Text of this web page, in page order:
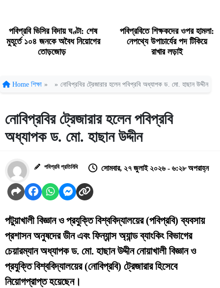
পবিপ্রবি ভিসির বিদায় ঘণ্টা: শেষ
মুহূর্তে ১০৪ জনকে অবৈধ নিয়োগের
তোড়জোড়
পবিপ্রবিতে শিক্ষকদের ওপর হামলা:
নেপথ্যে উপাচার্যের পদ টিকিয়ে
রাখার লড়াই
Home শিক্ষা » » নোবিপ্রবির ট্রেজারার হলেন পবিপ্রবি অধ্যাপক ড. মো. হাছান উদ্দীন
নোবিপ্রবির ট্রেজারার হলেন পবিপ্রবি
অধ্যাপক ড. মো. হাছান উদ্দীন
পবিপ্রবি প্রতিনিধি সোমবার, ২৭ জুলাই ২০২৬ - ৬:২৮ অপরাহ্ন
পটুয়াখালী বিজ্ঞান ও প্রযুক্তি বিশ্ববিদ্যালয়ের (পবিপ্রবি) ব্যবসায়
প্রশাসন অনুষদের ডীন এবং ফিন্যান্স অ্যান্ড ব্যাংকিং বিভাগের
চেয়ারম্যান অধ্যাপক ড. মো. হাছান উদ্দীন নোয়াখালী বিজ্ঞান ও
প্রযুক্তি বিশ্ববিদ্যালয়ের (নোবিপ্রবি) ট্রেজারার হিসেবে
নিয়োগপ্রাপ্ত হয়েছেন।